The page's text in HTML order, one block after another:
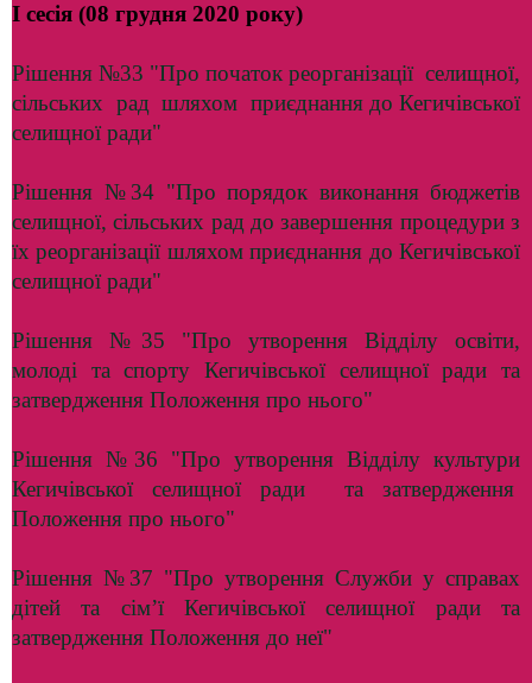
I сесія (08 грудня 2020 року)
Рішення №33 "Про початок реорганізації селищної,
сільських рад шляхом приєднання до Кегичівської
селищної ради"
Рішення №34 "Про порядок виконання бюджетів
селищної, сільських рад до завершення процедури з
їх реорганізації шляхом приєднання до Кегичівської
селищної ради"
Рішення №35 "Про утворення Відділу освіти,
молоді та спорту Кегичівської селищної ради та
затвердження Положення про нього"
Рішення №36 "Про утворення Відділу культури
Кегичівської селищної ради та затвердження
Положення про нього"
Рішення №37 "Про утворення Служби у справах
дітей та сім’ї Кегичівської селищної ради та
затвердження Положення до неї"